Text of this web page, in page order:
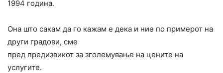
1994 година.
Она што сакам да го кажам е дека и ние по примерот на
други градови, сме
пред предизвикот за зголемување на цените на
услугите.